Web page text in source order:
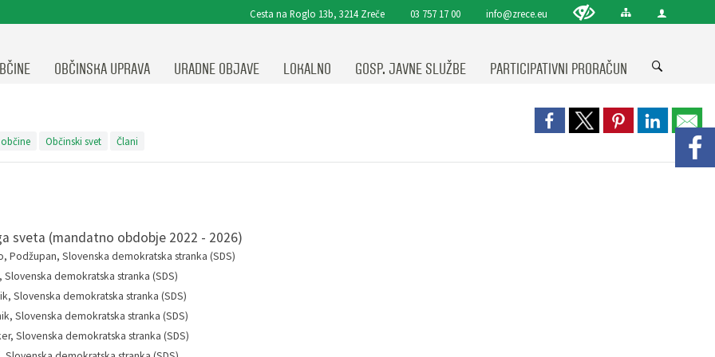
Cesta na Roglo 13b, 3214 Zreče 03 757 17 00 info@zrece.eu
OBČINSKA UPRAVA URADNE OBJAVE LOKALNO GOSP. JAVNE SLUŽBE PARTICIPATIVNI PRORAČUN
Občinski svet Člani
sveta (mandatno obdobje 2022 - 2026)
Podžupan, Slovenska demokratska stranka (SDS)
Slovenska demokratska stranka (SDS)
Slovenska demokratska stranka (SDS)
Slovenska demokratska stranka (SDS)
Slovenska demokratska stranka (SDS)